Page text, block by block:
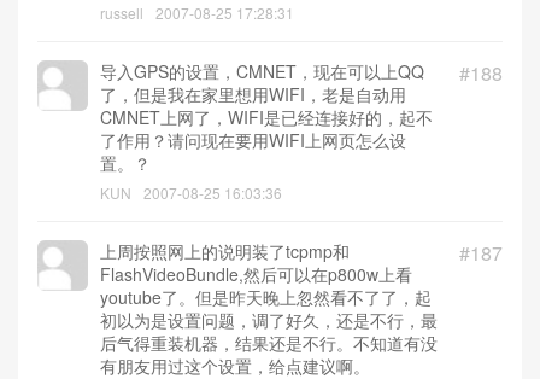
russell 2007-08-25 17:28:31
#188
导入GPS的设置，CMNET，现在可以上QQ
了，但是我在家里想用WIFI，老是自动用
CMNET上网了，WIFI是已经连接好的，起不
了作用？请问现在要用WIFI上网页怎么设
置。？
KUN 2007-08-25 16:03:36
#187
上周按照网上的说明装了tcpmp和
FlashVideoBundle,然后可以在p800w上看
youtube了。但是昨天晚上忽然看不了了，起
初以为是设置问题，调了好久，还是不行，最
后气得重装机器，结果还是不行。不知道有没
有朋友用过这个设置，给点建议啊。